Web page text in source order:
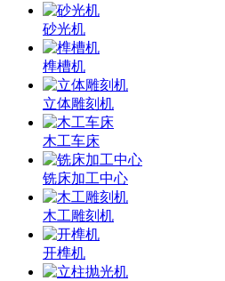
砂光机
榫槽机
立体雕刻机
木工车床
铣床加工中心
木工雕刻机
开榫机